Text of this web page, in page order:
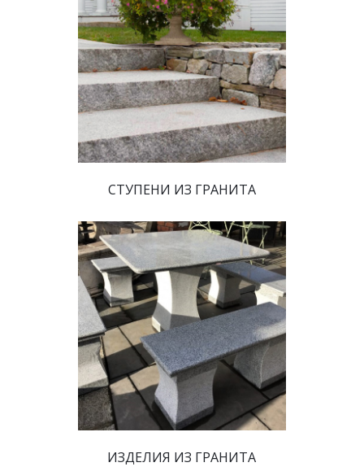
СТУПЕНИ ИЗ ГРАНИТА
ИЗДЕЛИЯ ИЗ ГРАНИТА